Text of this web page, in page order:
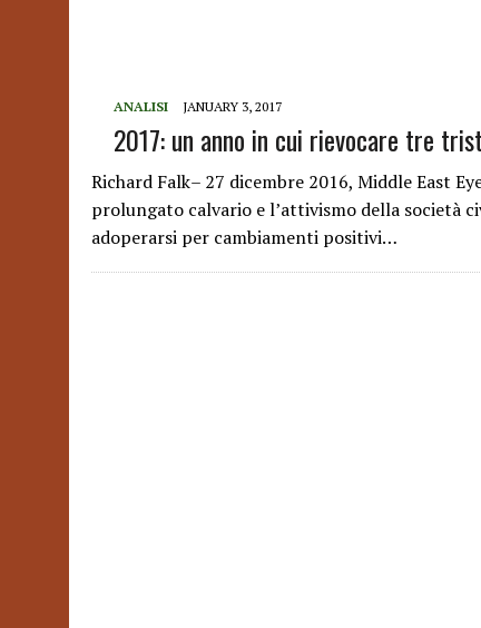
ANALISI JANUARY 3, 2017
2017: un anno in cui rievocare tre
Richard Falk– 27 dicembre 2016, Middle East
prolungato calvario e l’attivismo della società
adoperarsi per cambiamenti positivi…